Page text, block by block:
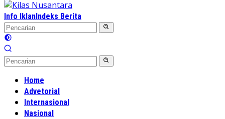
Info IklanIndeks Berita
Home
Advetorial
Internasional
Nasional